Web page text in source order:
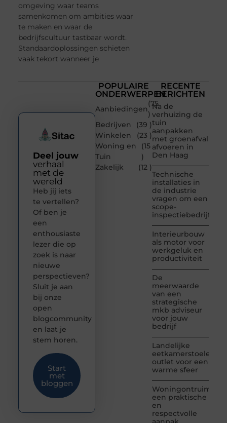
omgeving waar teams
samenkomen om ambities waar
te maken en waar de
bedrijfscultuur tastbaar wordt.
Standaardoplossingen schieten
vaak tekort wanneer je
POPULAIRE
ONDERWERPEN
Aanbiedingen
(75
)
Bedrijven
(39 )
Winkelen
(23 )
Woning en
Tuin
(15
)
Zakelijk
(12 )
RECENTE
BERICHTEN
Na de
verhuizing de
tuin
aanpakken
met groenafval
afvoeren in
Den Haag
Technische
installaties in
de industrie
vragen om een
scope-
inspectiebedrijf
Interieurbouw
als motor voor
werkgeluk en
productiviteit
De
meerwaarde
van een
strategische
mkb adviseur
voor jouw
bedrijf
Landelijke
eetkamerstoelen
outlet voor een
warme sfeer
Woningontruiming:
een praktische
en
respectvolle
Deel jouw
verhaal
met de
wereld
Heb jij iets
te vertellen?
Of ben je
een
enthousiaste
lezer die op
zoek is naar
nieuwe
perspectieven?
Sluit je aan
bij onze
open
blogcommunity
en laat je
stem horen.
Start
met
bloggen